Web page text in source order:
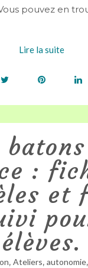
pouvez en
Lire la suite
:
et
élèves.
, Ateliers, autonomie,